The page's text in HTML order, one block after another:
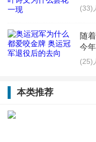
际上是一件大事，来自
赛，竞争十分大，而
要大量的运动时间的
将参赛年龄设定在十
这两个项目都需要长时
的
中
(33)
随
今
运
(25)
本类推荐